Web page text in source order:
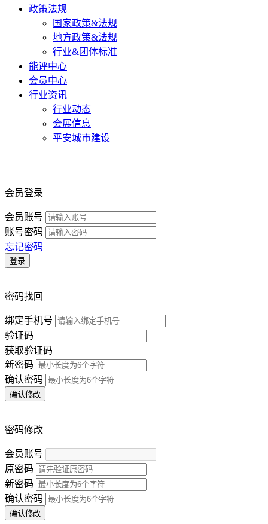
政策法规
国家政策&法规
地方政策&法规
行业&团体标准
能评中心
会员中心
行业资讯
行业动态
会展信息
平安城市建设
会员登录
会员账号
账号密码
忘记密码
登录
密码找回
绑定手机号
验证码
获取验证码
新密码
确认密码
确认修改
密码修改
会员账号
原密码
新密码
确认密码
确认修改